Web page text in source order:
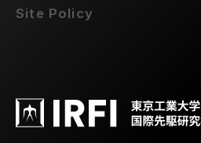
Site Policy